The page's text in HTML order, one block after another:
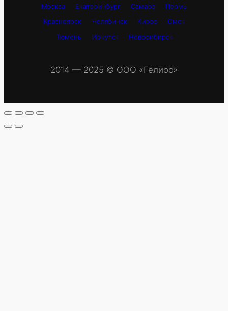
Москва Екатеринбург Самара
Пермь
Красноярск
Челябинск Киров
Омск
Тюмень
Иркутск Новосибирск
2014 — 2025 © OOO «Гелиос»